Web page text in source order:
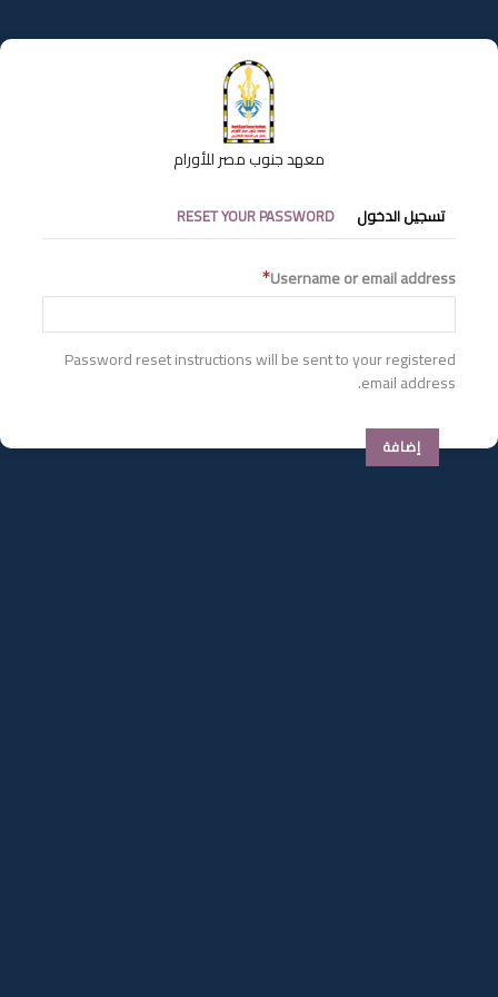
إلى
المحتوى
معهد جنوب مصر للأورام
التبويبات
الأساسية
تسجيل الدخول RESET YOUR PASSWORD
Username or email address
Password reset instructions will be sent to your registered
email address.